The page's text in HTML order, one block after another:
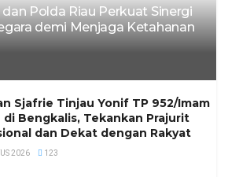
dan Polda Riau Perkuat Sinergi
demi Menjaga Ketahanan
Sjafrie Tinjau Yonif TP 952/Imam
di Bengkalis, Tekankan Prajurit
dan Dekat dengan Rakyat
2026 123